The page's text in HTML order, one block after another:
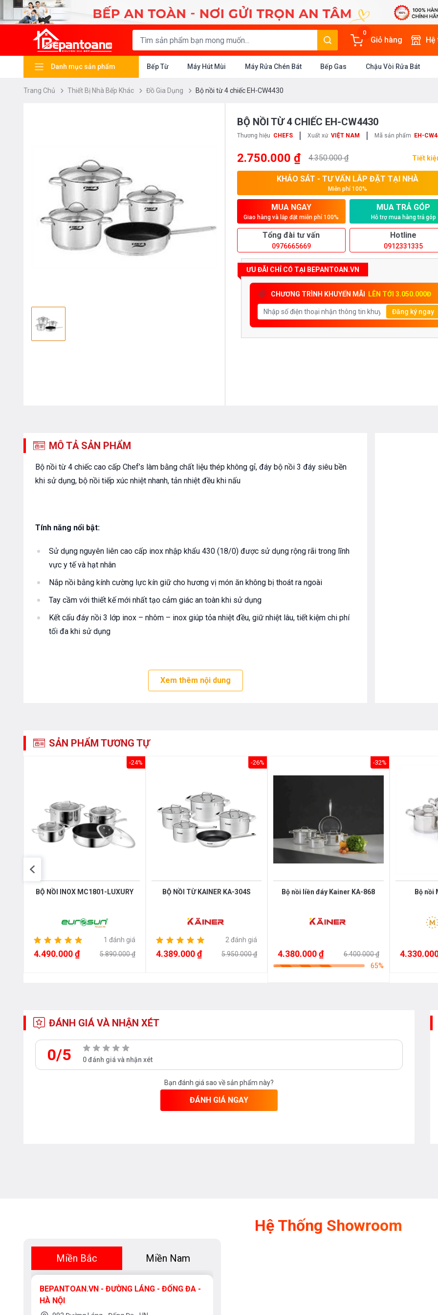
0
Giỏ hàng
Danh mục sản phẩm Bếp Từ Máy Hút Mùi Máy Rửa Chén Bát Bếp Gas Chậu Vòi Rửa Bát
Trang Chủ Thiết Bị Nhà Bếp Khác Đồ Gia Dụng Bộ nồi từ 4 chiếc EH-CW4430
BỘ NỒI TỪ 4 CHIẾC EH-CW4430
Thương hiệu CHEFS | Xuất xứ VIỆT NAM | Mã sản phẩm EH-
2.750.000 ₫ 4.350.000 ₫ Tiết
KHẢO SÁT - TƯ VẤN LẮP ĐẶT TẠI NHÀ
Miễn phí 100%
MUA NGAY
Giao hàng và lắp đặt miễn phí 100%
MUA TRẢ GÓP
Hỗ trợ mua hàng trả góp
Tổng đài tư vấn
0976665669
Hotline
0912331335
ƯU ĐÃI CHỈ CÓ TẠI BEPANTOAN.VN
CHƯƠNG TRÌNH KHUYẾN MÃI LÊN TỚI 3.050.000Đ
Đăng ký ngay
MÔ TẢ SẢN PHẨM
Bộ nồi từ 4 chiếc cao cấp Chef’s làm bằng chất liệu thép không gỉ, đáy bộ nồi 3 đáy siêu bền
khi sử dụng, bộ nồi tiếp xúc nhiệt nhanh, tản nhiệt đều khi nấu
Tính năng nổi bật:
Sử dụng nguyên liên cao cấp inox nhập khẩu 430 (18/0) được sử dụng rộng rãi trong lĩnh
vực y tế và hạt nhân
Nắp nồi bằng kính cường lực kín giữ cho hương vị món ăn không bị thoát ra ngoài
Tay cầm với thiết kế mới nhất tạo cảm giác an toàn khi sử dụng
Kết cấu đáy nồi 3 lớp inox – nhôm – inox giúp tỏa nhiệt đều, giữ nhiệt lâu, tiết kiệm chi phí
tối đa khi sử dụng
Xem thêm nội dung
SẢN PHẨM TƯƠNG TỰ
-24%
BỘ NỒI INOX MC1801-LUXURY
1 đánh giá
4.490.000 ₫ 5.890.000 ₫
-26%
BỘ NỒI TỪ KAINER KA-304S
2 đánh giá
4.389.000 ₫ 5.950.000 ₫
-32%
Bộ nồi liền đáy Kainer KA-868
4.380.000 ₫
6.400.000 ₫
65%
Bộ nồi
ĐÁNH GIÁ VÀ NHẬN XÉT
0/5 0 đánh giá và nhận xét
Bạn đánh giá sao về sản phẩm này?
ĐÁNH GIÁ NGAY
Hệ Thống Showroom
Miền Bắc Miền Nam
BEPANTOAN.VN - ĐƯỜNG LÁNG - ĐỐNG ĐA -
HÀ NỘI